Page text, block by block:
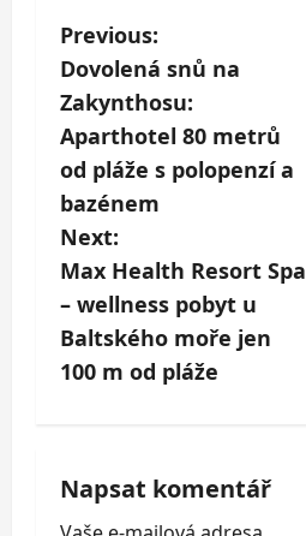
P
o
s
t
n
a
v
i
a
Previous:
Dovolená snů na
Zakynthosu:
Aparthotel 80 metrů
od pláže s polopenzí a
bazénem
Next:
Max Health Resort Spa
– wellness pobyt u
Baltského moře jen
100 m od pláže
Napsat komentář